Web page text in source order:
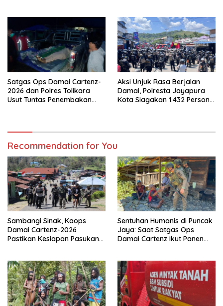
Satgas Ops Damai Cartenz-
2026 dan Polres Tolikara
Usut Tuntas Penembakan
Aksi Unjuk Rasa Berjalan
Damai, Polresta Jayapura
Kota Siagakan 1.432 Personel
Recommendation for You
Sambangi Sinak, Kaops
Damai Cartenz-2026
Pastikan Kesiapan Pasukan
Sentuhan Humanis di Puncak
Jaya: Saat Satgas Ops
Damai Cartenz Ikut Panen